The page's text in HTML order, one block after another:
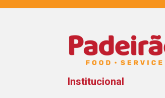
Institucional